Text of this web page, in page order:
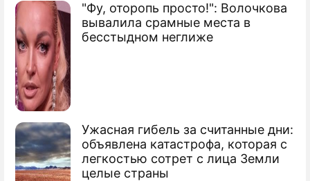
"Фу, оторопь просто!": Волочкова
вывалила срамные места в
бесстыдном неглиже
Ужасная гибель за считанные дни:
объявлена катастрофа, которая с
легкостью сотрет с лица Земли
целые страны